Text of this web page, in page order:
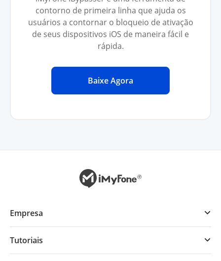
contorno de primeira linha que ajuda os
usuários a contornar o bloqueio de ativação
de seus dispositivos iOS de maneira fácil e
rápida.
Baixe Agora
Empresa
Tutoriais